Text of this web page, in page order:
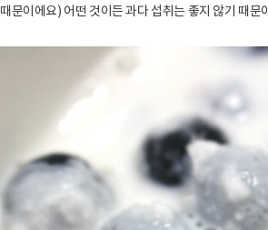
때문이에요) 어떤 것이든 과다 섭취는 좋지 않기 때문